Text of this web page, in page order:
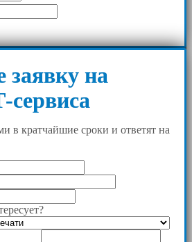
заявку на
сервиса
в кратчайшие сроки и ответят на